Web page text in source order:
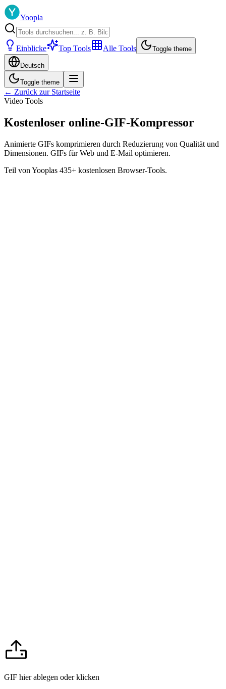
Yoopla
Einblicke Top Tools Alle Tools Toggle theme
Deutsch
Toggle theme
← Zurück zur Startseite
Video Tools
Kostenloser online-GIF-Kompressor
Animierte GIFs komprimieren durch Reduzierung von Qualität und
Dimensionen. GIFs für Web und E-Mail optimieren.
Teil von Yooplas 435+ kostenlosen Browser-Tools.
GIF hier ablegen oder klicken